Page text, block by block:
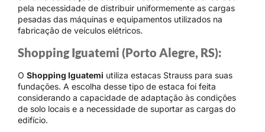
pela necessidade de distribuir uniformemente as cargas
pesadas das máquinas e equipamentos utilizados na
fabricação de veículos elétricos.
Shopping Iguatemi (Porto Alegre, RS):
O Shopping Iguatemi utiliza estacas Strauss para suas
fundações. A escolha desse tipo de estaca foi feita
considerando a capacidade de adaptação às condições
de solo locais e a necessidade de suportar as cargas do
edifício.